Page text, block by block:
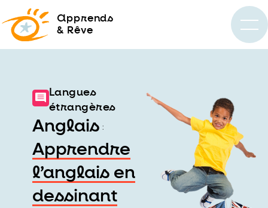
apprends
& Rêve
Langues
étrangères
Anglais :
Apprendre
l’anglais en
dessinant